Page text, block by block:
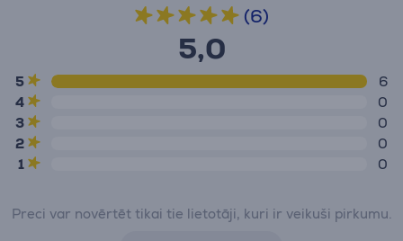
(6)
5,0
5
6
4
0
3
0
2
0
1
0
Preci var novērtēt tikai tie lietotāji, kuri ir veikuši pirkumu.